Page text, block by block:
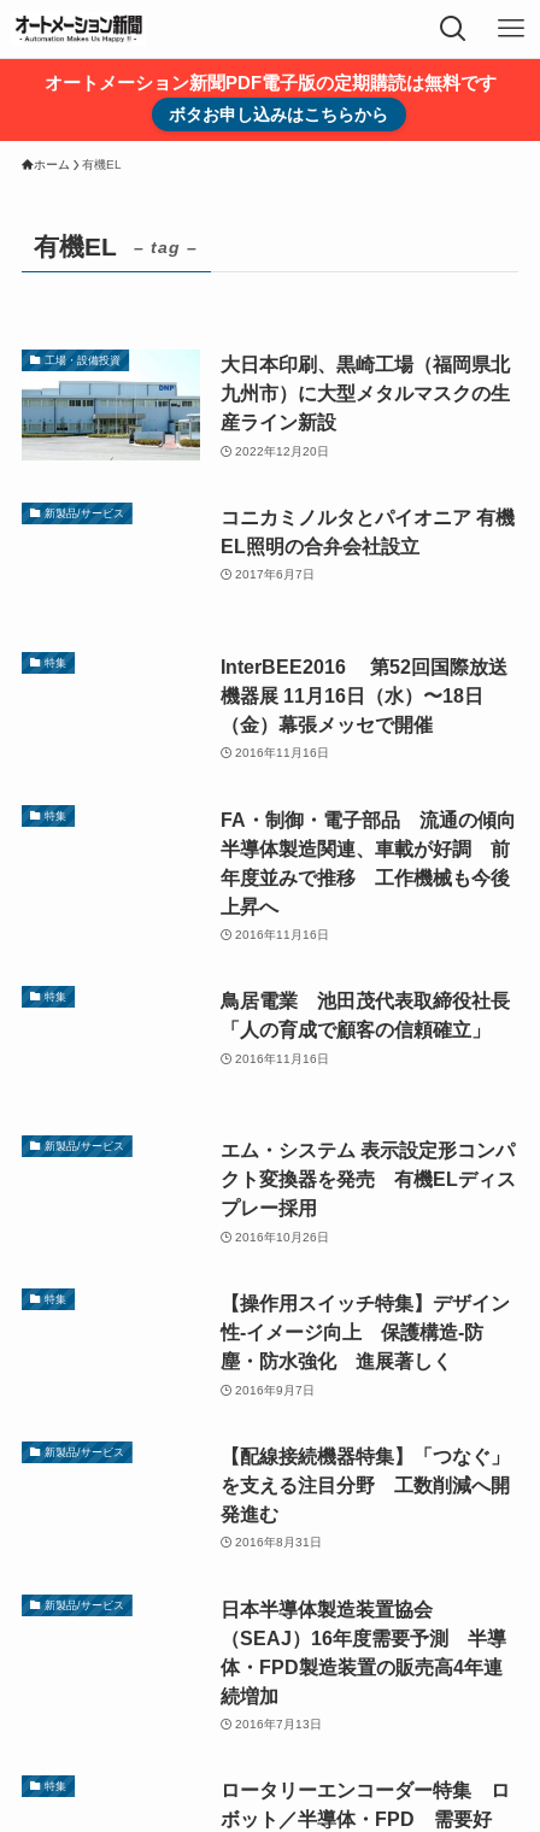
オートメーション新聞PDF電子版の定期購読は無料です
ボタお申し込みはこちらから
ホーム 有機EL
有機EL – tag –
工場・設備投資
大日本印刷、黒崎工場（福岡県北
九州市）に大型メタルマスクの生
産ライン新設
2022年12月20日
新製品/サービス
コニカミノルタとパイオニア 有機
EL照明の合弁会社設立
2017年6月7日
特集
InterBEE2016 第52回国際放送
機器展 11月16日（水）〜18日
（金）幕張メッセで開催
2016年11月16日
特集
FA・制御・電子部品 流通の傾向
半導体製造関連、車載が好調 前
年度並みで推移 工作機械も今後
上昇へ
2016年11月16日
特集
鳥居電業 池田茂代表取締役社長
「人の育成で顧客の信頼確立」
2016年11月16日
新製品/サービス
エム・システム 表示設定形コンパ
クト変換器を発売 有機ELディス
プレー採用
2016年10月26日
特集
【操作用スイッチ特集】デザイン
性-イメージ向上 保護構造-防
塵・防水強化 進展著しく
2016年9月7日
新製品/サービス
【配線接続機器特集】「つなぐ」
を支える注目分野 工数削減へ開
発進む
2016年8月31日
新製品/サービス
日本半導体製造装置協会
（SEAJ）16年度需要予測 半導
体・FPD製造装置の販売高4年連
続増加
2016年7月13日
特集
ロータリーエンコーダー特集 ロ
ボット／半導体・FPD 需要好